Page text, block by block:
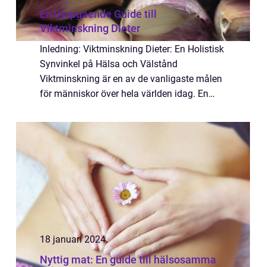
En Djupgående Guide till
Viktminskning Dieter
Inledning: Viktminskning Dieter: En Holistisk
Synvinkel på Hälsa och Välstånd
Viktminskning är en av de vanligaste målen
för människor över hela världen idag. En
kan vara svår att hitta i den stora mängden
18 januari 2024
Nyttig mat: En guide till hälsosamma